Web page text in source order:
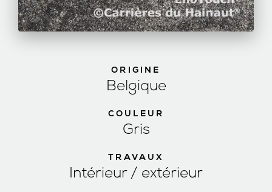
ORIGINE
Belgique
COULEUR
Gris
TRAVAUX
Intérieur / extérieur